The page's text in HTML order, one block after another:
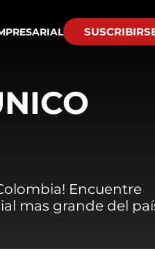
Encuentre
mas grande del